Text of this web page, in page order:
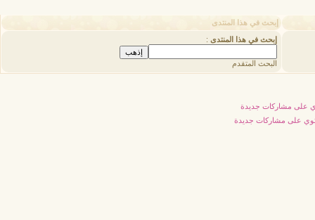
إبحث في هذا المنتدى
إبحث في هذا المنتدى :
البحث المتقدم
على مشاركات جديدة
على مشاركات جديدة